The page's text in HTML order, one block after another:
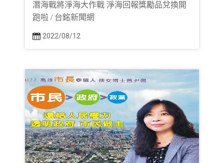
潛海戰將淨海大作戰 淨海回報獎勵品兌換開
跑啦 / 台銘新聞網
2022/08/12